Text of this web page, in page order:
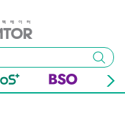
검색